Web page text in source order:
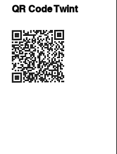
QR Code Twint